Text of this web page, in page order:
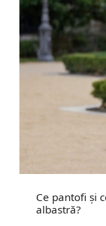
Ce pantofi și
albastră?